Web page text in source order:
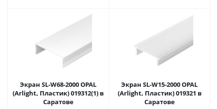
Экран SL-W68-2000 OPAL
(Arlight, Пластик) 019312(1) в
Саратове
Экран SL-W15-2000 OPAL
(Arlight, Пластик) 019321 в
Саратове